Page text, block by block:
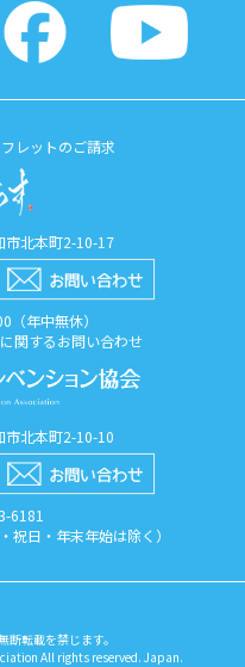
レットのご請求
北本町2-10-17
（年中無休）
関するお問い合わせ
北本町2-10-10
6181
祝日・年末年始は除く）
転載を禁じます。
All rights reserved. Japan.